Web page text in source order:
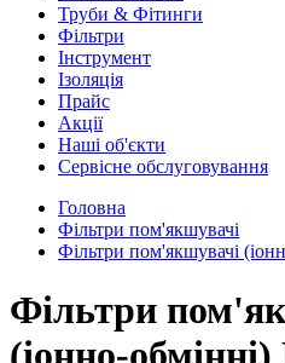
Труби & Фітинги
Фільтри
Інструмент
Ізоляція
Прайс
Акції
Наші об'єкти
Сервісне обслуговування
Головна
Фільтри пом'якшувачі
Фільтри пом'якшувачі
Фільтри